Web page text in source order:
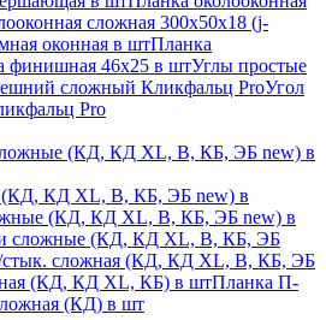
сложная 300х50х18 (j-
оконная в штПланка
финишная 46х25 в штУглы простые
сложный Кликфальц ProУгол
Pro
(КД, КД XL, В, КБ, ЭБ new) в
КД XL, В, КБ, ЭБ new) в
(КД, КД XL, В, КБ, ЭБ new) в
сложные (КД, КД XL, В, КБ, ЭБ
стык. сложная (КД, КД XL, В, КБ, ЭБ
(КД, КД XL, КБ) в штПланка П-
(КД) в шт